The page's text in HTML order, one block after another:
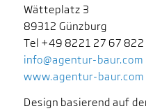
Wätteplatz 3
89312 Günzburg
Tel +49 8221 27 67 822
info@agentur-baur.com
www.agentur-baur.com
Design basierend auf